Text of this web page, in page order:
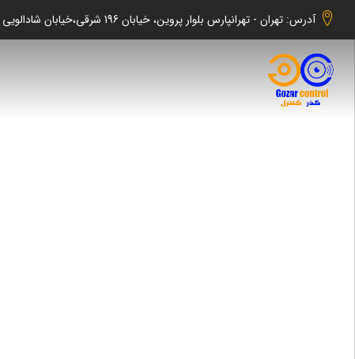
آدرس: تهران - تهرانپارس بلوار پروین، خیابان 196 شرقی،خیابان شادالویی جنوبی کوچه شهابی پلاک 140 واحد 2 -گذر کنترل